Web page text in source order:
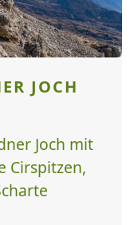
JOCH
Joch mit
Cirspitzen,